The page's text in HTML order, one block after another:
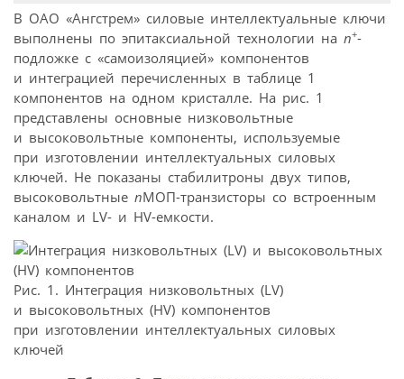
В ОАО «Ангстрем» силовые интеллектуальные ключи
выполнены по эпитаксиальной технологии на n+-
подложке с «самоизоляцией» компонентов
и интеграцией перечисленных в таблице 1
компонентов на одном кристалле. На рис. 1
представлены основные низковольтные
и высоковольтные компоненты, используемые
при изготовлении интеллектуальных силовых
ключей. Не показаны стабилитроны двух типов,
высоковольтные nМОП-транзисторы со встроенным
каналом и LV- и HV-емкости.
Рис. 1. Интеграция низковольтных (LV)
и высоковольтных (HV) компонентов
при изготовлении интеллектуальных силовых
ключей